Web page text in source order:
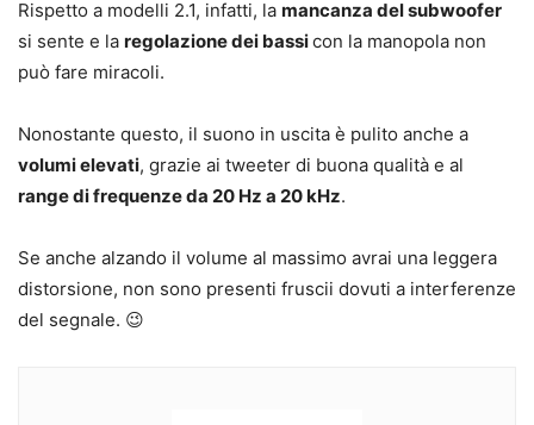
Rispetto a modelli 2.1, infatti, la mancanza del subwoofer
si sente e la regolazione dei bassicon la manopola non
può fare miracoli.
Nonostante questo, il suono in uscita è pulito anche a
volumi elevati, grazie ai tweeter di buona qualità e al
range di frequenze da 20 Hz a 20 kHz.
Se anche alzando il volume al massimo avrai una leggera
distorsione, non sono presenti fruscii dovuti a interferenze
del segnale. 😉